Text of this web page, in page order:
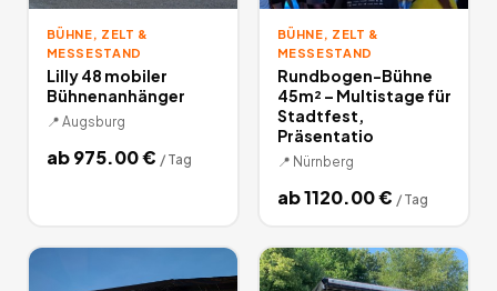
BÜHNE, ZELT &
MESSESTAND
Lilly 48 mobiler
Bühnenanhänger
📍 Augsburg
ab975.00€ / Tag
BÜHNE, ZELT &
MESSESTAND
Rundbogen-Bühne
45m² – Multistage für
Stadtfest,
Präsentatio
📍 Nürnberg
ab1120.00€ / Tag